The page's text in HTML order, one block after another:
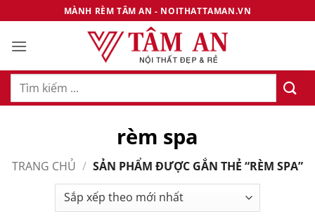
qua
nội
MÀNH RÈM TÂM AN - NOITHATTAMAN.VN
Tìm
rèm spa
TRANG CHỦ / SẢN PHẨM ĐƯỢC GẮN THẺ “RÈM SPA”